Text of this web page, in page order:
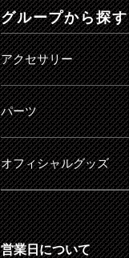
グループから探す
アクセサリー
パーツ
オフィシャルグッズ
営業日について